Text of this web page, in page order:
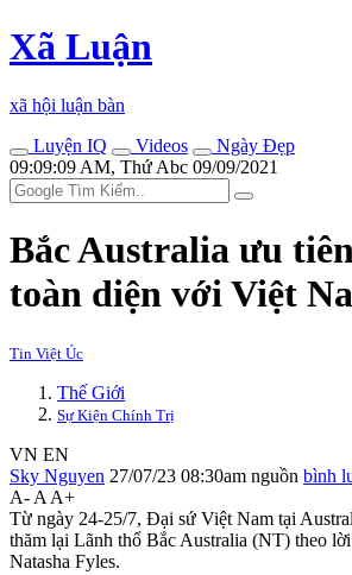
Xã Luận
xã hội luận bàn
Luyện IQ
Videos
Ngày Đẹp
09:09:09 AM, Thứ Abc 09/09/2021
Bắc Australia ưu
toàn diện với Việt
Tin Việt Úc
Thế Giới
Sự Kiện Chính Trị
VN EN
Sky Nguyen 27/07/23 08:30am nguồn bình
A- A A+
Từ ngày 24-25/7, Đại sứ Việt Nam tại
thăm lại Lãnh thổ Bắc Australia (NT) theo
Natasha Fyles.